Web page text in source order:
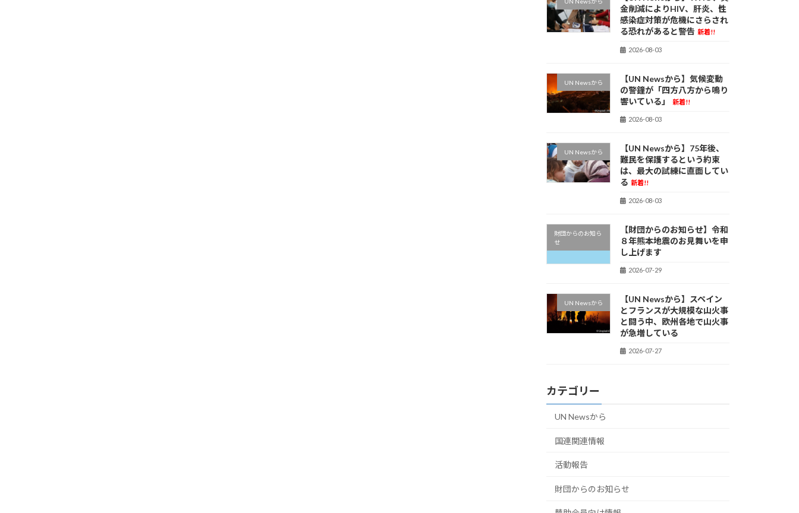
金削減によりHIV、肝炎、性
感染症対策が危機にさらされ
る恐れがあると警告 新着!!
2026-08-03
UN Newsから
【UN Newsから】気候変動
の警鐘が「四方八方から鳴り
響いている」
新着!!
2026-08-03
UN Newsから
【UN Newsから】75年後、
難民を保護するという約束
は、最大の試練に直面してい
る 新着!!
2026-08-03
財団からのお知ら
せ
【財団からのお知らせ】令和
８年熊本地震のお見舞いを申
し上げます
2026-07-29
UN Newsから
【UN Newsから】スペイン
とフランスが大規模な山火事
と闘う中、欧州各地で山火事
が急増している
2026-07-27
カテゴリー
UN Newsから
国連関連情報
活動報告
財団からのお知らせ